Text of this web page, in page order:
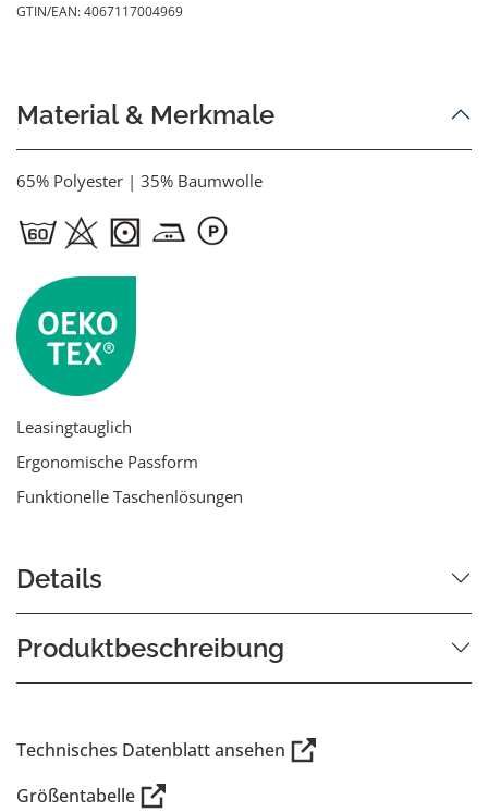
GTIN/EAN:4067117004969
Material & Merkmale
65% Polyester | 35% Baumwolle
Leasingtauglich
Ergonomische Passform
Funktionelle Taschenlösungen
Details
Produktbeschreibung
Technisches Datenblatt ansehen
Größentabelle